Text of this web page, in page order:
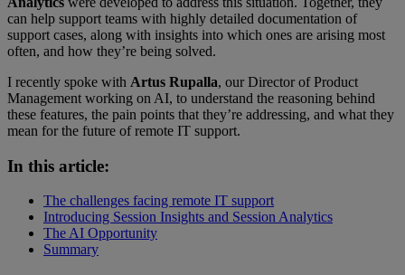
can help support teams with highly detailed documentation of
support cases, along with insights into which ones are arising most
often, and how they’re being solved.
I recently spoke with Artus Rupalla, our Director of Product
Management working on AI, to understand the reasoning behind
these features, the pain points that they’re addressing, and what they
mean for the future of remote IT support.
In this article:
The challenges facing remote IT support
Introducing Session Insights and Session Analytics
The AI Opportunity
Summary